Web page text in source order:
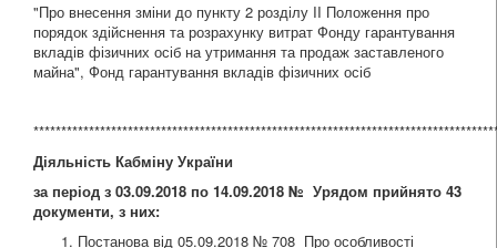
"Про внесення зміни до пункту 2 розділу II Положення про
порядок здійснення та розрахунку витрат Фонду гарантування
вкладів фізичних осіб на утримання та продаж заставленого
майна", Фонд гарантування вкладів фізичних осіб
Діяльність Кабміну України
за період з 03.09.2018 по 14.09.2018 № Урядом прийнято 43
документи, з них:
Постанова від 05.09.2018 № 708 Про особливості